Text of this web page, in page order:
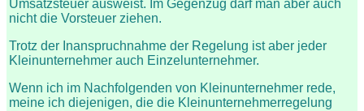
Umsatzsteuer ausweist. Im Gegenzug darf man aber auch
nicht die Vorsteuer ziehen.
Trotz der Inanspruchnahme der Regelung ist aber jeder
Kleinunternehmer auch Einzelunternehmer.
Wenn ich im Nachfolgenden von Kleinunternehmer rede,
meine ich diejenigen, die die Kleinunternehmerregelung